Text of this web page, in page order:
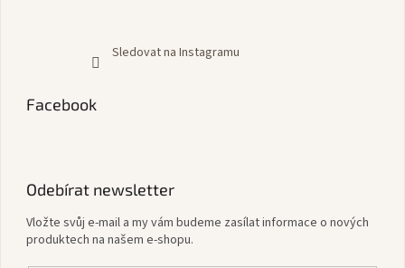
Sledovat na Instagramu
Facebook
Odebírat newsletter
Vložte svůj e-mail a my vám budeme zasílat informace o nových
produktech na našem e-shopu.